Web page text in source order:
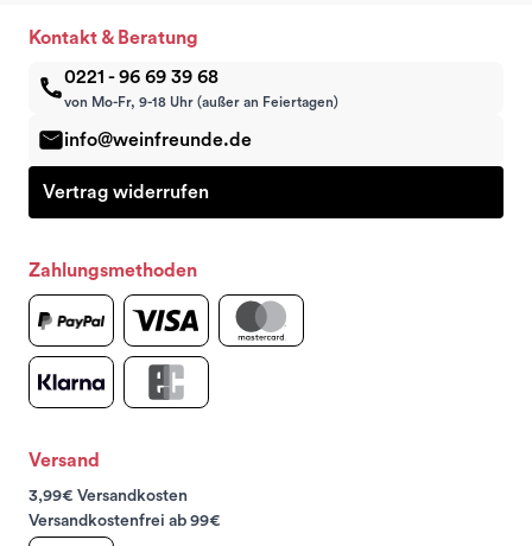
Kontakt & Beratung
0221 - 96 69 39 68
von Mo-Fr, 9-18 Uhr (außer an Feiertagen)
info@weinfreunde.de
Vertrag widerrufen
Zahlungsmethoden
Versand
3,99€ Versandkosten
Versandkostenfrei ab 99€